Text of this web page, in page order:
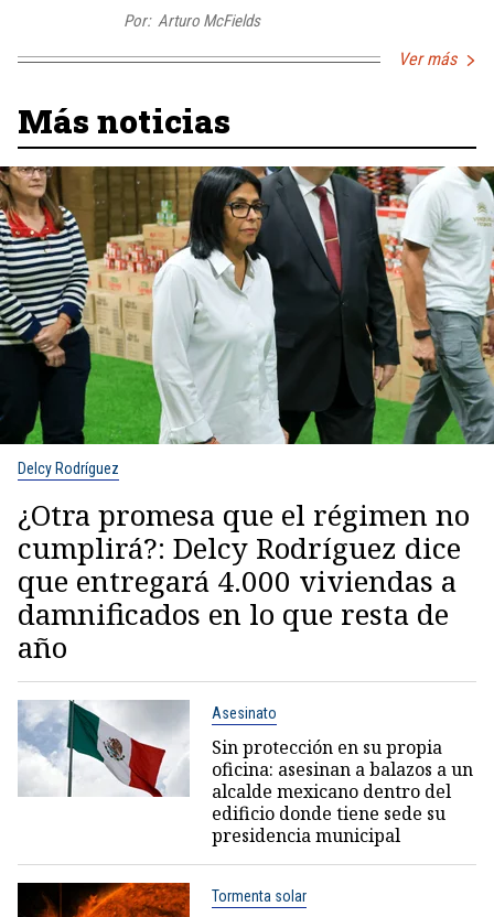
Por: Arturo McFields
Ver más
Más noticias
Delcy Rodríguez
¿Otra promesa que el régimen no
cumplirá?: Delcy Rodríguez dice
que entregará 4.000 viviendas a
damnificados en lo que resta de
año
Asesinato
Sin protección en su propia
oficina: asesinan a balazos a un
alcalde mexicano dentro del
edificio donde tiene sede su
presidencia municipal
Tormenta solar